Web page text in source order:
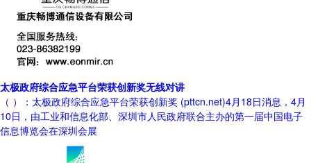
太极政府综合应急平台荣获创新奖无线对讲
（ ）：太极政府综合应急平台荣获创新奖 (pttcn.net)4月18日消息，4月
10日，由工业和信息化部、深圳市人民政府联合主办的第一届中国电子
信息博览会在深圳会展